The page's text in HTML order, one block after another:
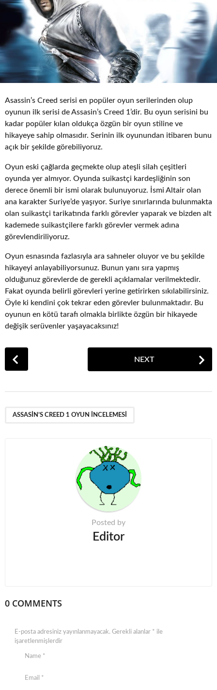
Asassin’s Creed serisi en popüler oyun serilerinden olup
oyunun ilk serisi de Assasin’s Creed 1’dir. Bu oyun serisini bu
kadar popüler kılan oldukça özgün bir oyun stiline ve
hikayeye sahip olmasıdır. Serinin ilk oyunundan itibaren bunu
açık bir şekilde görebiliyoruz.
Oyun eski çağlarda geçmekte olup ateşli silah çeşitleri
oyunda yer almıyor. Oyunda suikastçi kardeşliğinin son
derece önemli bir ismi olarak bulunuyoruz. İsmi Altair olan
ana karakter Suriye’de yaşıyor. Suriye sınırlarında bulunmakta
olan suikastçi tarikatında farklı görevler yaparak ve bizden alt
kademede suikastçilere farklı görevler vermek adına
görevlendiriliyoruz.
Oyun esnasında fazlasıyla ara sahneler oluyor ve bu şekilde
hikayeyi anlayabiliyorsunuz. Bunun yanı sıra yapmış
olduğunuz görevlerde de gerekli açıklamalar verilmektedir.
Fakat oyunda belirli görevleri yerine getirirken sıkılabilirsiniz.
Öyle ki kendini çok tekrar eden görevler bulunmaktadır. Bu
oyunun en kötü tarafı olmakla birlikte özgün bir hikayede
değişik serüvenler yaşayacaksınız!
o
NEXT
ASSASIN’S CREED 1 OYUN İNCELEMESI
Posted by
Editor
0 COMMENTS
E-posta adresiniz yayınlanmayacak. Gerekli alanlar * ile
işaretlenmişlerdir